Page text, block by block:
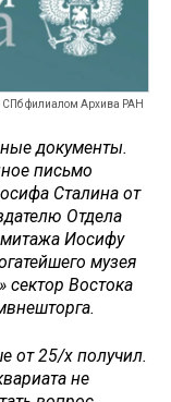
СПб филиалом Архива РАН
документы.
письмо
Сталина от
Отдела
Иосифу
музея
сектор Востока
от 25/х получил.
не